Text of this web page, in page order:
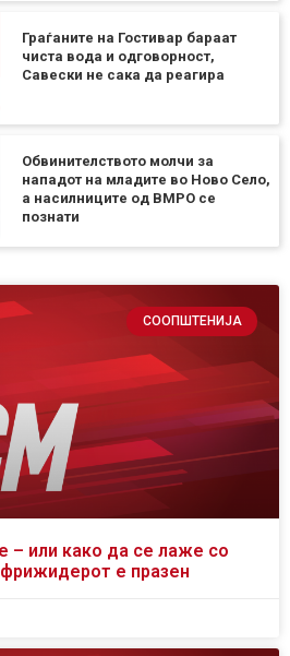
Граѓаните на Гостивар бараат
чиста вода и одговорност,
Савески не сака да реагира
Обвинителството молчи за
нападот на младите во Ново Село,
а насилниците од ВМРО се
познати
СООПШТЕНИЈА
– или како да се лаже со
е празен